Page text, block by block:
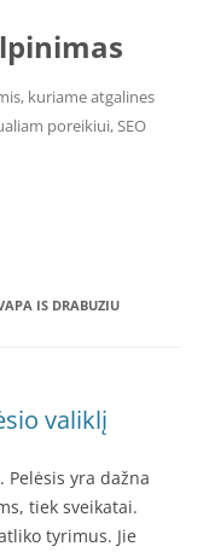
kuriame atgalines
poreikiui, SEO
IS DRABUZIU
valiklį
yra dažna
tiek sveikatai.
tyrimus. Jie